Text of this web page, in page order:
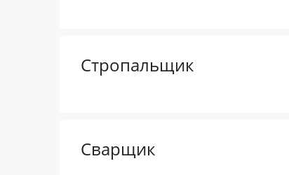
Стропальщик
Сварщик